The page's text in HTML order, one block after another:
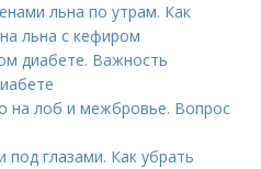
льна по утрам. Как
льна с кефиром
диабете. Важность
на лоб и межбровье. Вопрос
под глазами. Как убрать